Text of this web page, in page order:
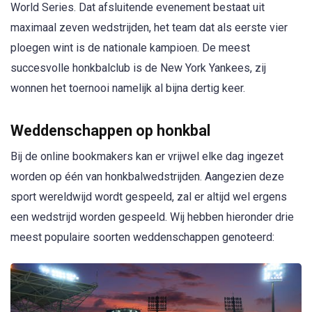
World Series. Dat afsluitende evenement bestaat uit
maximaal zeven wedstrijden, het team dat als eerste vier
ploegen wint is de nationale kampioen. De meest
succesvolle honkbalclub is de New York Yankees, zij
wonnen het toernooi namelijk al bijna dertig keer.
Weddenschappen op honkbal
Bij de online bookmakers kan er vrijwel elke dag ingezet
worden op één van honkbalwedstrijden. Aangezien deze
sport wereldwijd wordt gespeeld, zal er altijd wel ergens
een wedstrijd worden gespeeld. Wij hebben hieronder drie
meest populaire soorten weddenschappen genoteerd: